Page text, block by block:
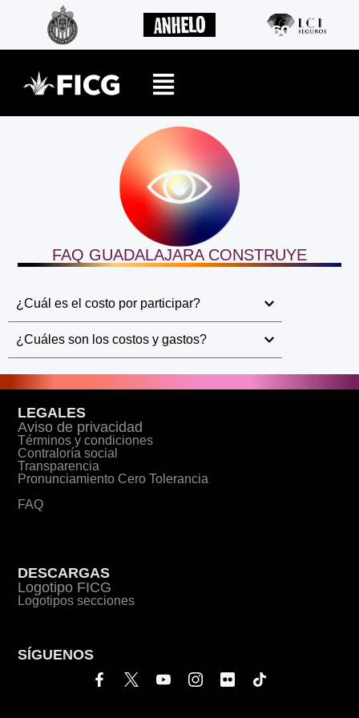
FAQ GUADALAJARA CONSTRUYE
¿Cuál es el costo por participar?
¿Cuáles son los costos y gastos?
LEGALES
Aviso de privacidad
Términos y condiciones
Contraloría social
Transparencia
Pronunciamiento Cero Tolerancia
FAQ
DESCARGAS
Logotipo FICG
Logotipos secciones
SÍGUENOS